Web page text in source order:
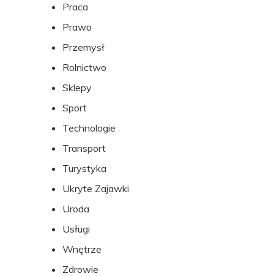
Praca
Prawo
Przemysł
Rolnictwo
Sklepy
Sport
Technologie
Transport
Turystyka
Ukryte Zajawki
Uroda
Usługi
Wnętrze
Zdrowie